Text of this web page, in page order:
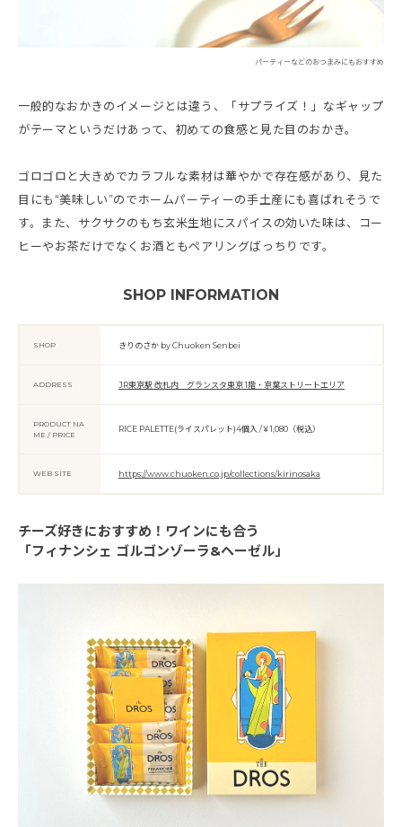
パーティーなどのおつまみにもおすすめ
一般的なおかきのイメージとは違う、「サプライズ！」なギャップ
がテーマというだけあって、初めての食感と見た目のおかき。
ゴロゴロと大きめでカラフルな素材は華やかで存在感があり、見た
目にも“美味しい”のでホームパーティーの手土産にも喜ばれそうで
す。また、サクサクのもち玄米生地にスパイスの効いた味は、コー
ヒーやお茶だけでなくお酒ともペアリングばっちりです。
SHOP INFORMATION
SHOP きりのさか by Chuoken Senbei
ADDRESS JR東京駅 改札内 グランスタ東京 1階・京葉ストリートエリア
PRODUCT NA
ME / PRICE
RICE PALETTE(ライスパレット)4個入 /￥1,080（税込）
WEB SITE https://www.chuoken.co.jp/collections/kirinosaka
チーズ好きにおすすめ！ワインにも合う
「フィナンシェ ゴルゴンゾーラ&ヘーゼル」